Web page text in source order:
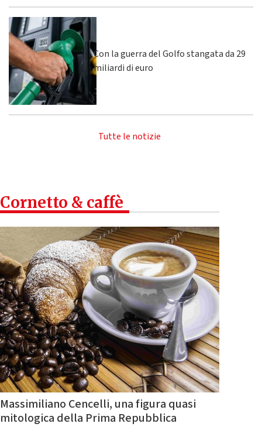
Con la guerra del Golfo stangata da 29
miliardi di euro
Tutte le notizie
Cornetto & caffè
Massimiliano Cencelli, una figura quasi
mitologica della Prima Repubblica